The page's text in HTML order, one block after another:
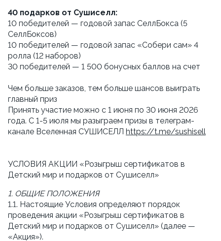
40 подарков от Сушиселл:
10 победителей — годовой запас СеллБокса (5
СеллБоксов)
10 победителей — годовой запас «Собери сам» 4
ролла (12 наборов)
30 победителей — 1 500 бонусных баллов на счет
Чем больше заказов, тем больше шансов выиграть
главный приз
Принять участие можно с 1 июня по 30 июня 2026
года. С 1-5 июля мы разыграем призы в телеграм-
канале Вселенная СУШИСЕЛЛ https://t.me/sushisell
УСЛОВИЯ АКЦИИ «Розыгрыш сертификатов в
Детский мир и подарков от Сушиселл»
1. ОБЩИЕ ПОЛОЖЕНИЯ
1.1. Настоящие Условия определяют порядок
проведения акции «Розыгрыш сертификатов в
Детский мир и подарков от Сушиселл» (далее —
«Акция»).